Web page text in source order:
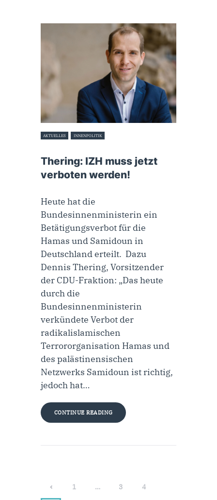
AKTUELLES INNENPOLITIK
Thering: IZH muss jetzt
verboten werden!
Heute hat die
Bundesinnenministerin ein
Betätigungsverbot für die
Hamas und Samidoun in
Deutschland erteilt. Dazu
Dennis Thering, Vorsitzender
der CDU-Fraktion: „Das heute
durch die
Bundesinnenministerin
verkündete Verbot der
radikalislamischen
Terrororganisation Hamas und
des palästinensischen
Netzwerks Samidoun ist richtig,
jedoch hat…
CONTINUE READING
1 … 3 4